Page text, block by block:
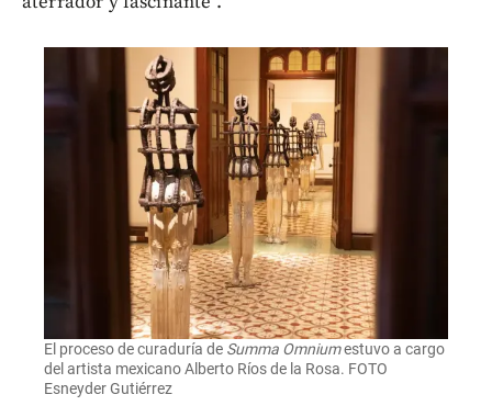
El proceso de curaduría de Summa Omniumestuvo a cargo
del artista mexicano Alberto Ríos de la Rosa. FOTO
Esneyder Gutiérrez